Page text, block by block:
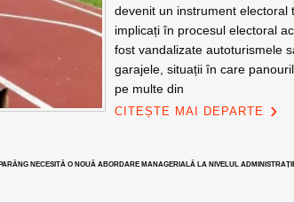
devenit un instrument electoral
implicați în procesul electoral
fost vandalizate autoturismele
garajele, situații în care
pe multe din
CITEȘTE MAI DEPARTE
NECESITĂ O NOUĂ ABORDARE MANAGERIALĂ LA NIVELUL